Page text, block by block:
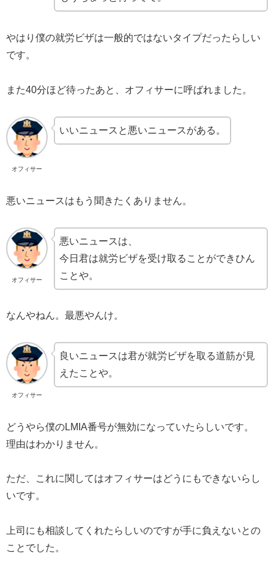
やはり僕の就労ビザは一般的ではないタイプだったらしい
です。
また40分ほど待ったあと、オフィサーに呼ばれました。
オフィサー
いいニュースと悪いニュースがある。
悪いニュースはもう聞きたくありません。
オフィサー
悪いニュースは、
今日君は就労ビザを受け取ることができひん
ことや。
なんやねん。最悪やんけ。
オフィサー
良いニュースは君が就労ビザを取る道筋が見
えたことや。
どうやら僕のLMIA番号が無効になっていたらしいです。
理由はわかりません。
ただ、これに関してはオフィサーはどうにもできないらし
いです。
上司にも相談してくれたらしいのですが手に負えないとの
ことでした。